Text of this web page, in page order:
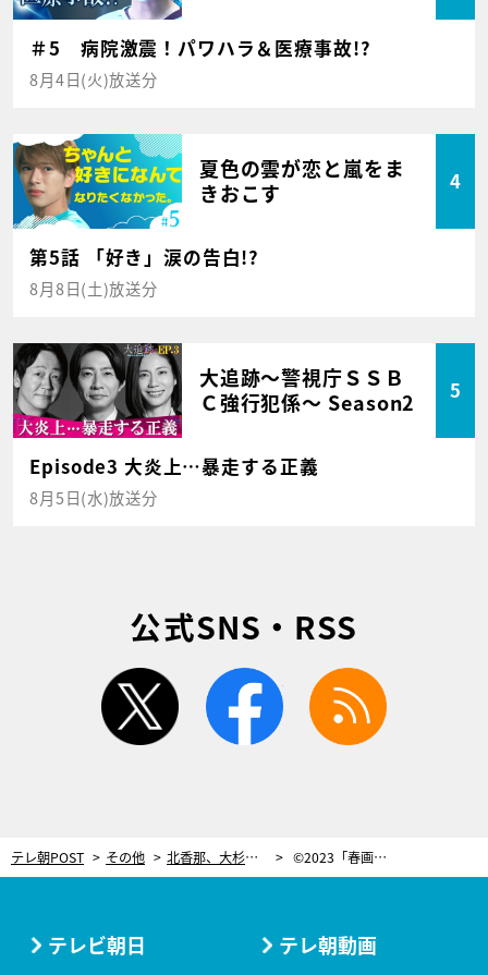
＃5 病院激震！パワハラ＆医療事故!?
8月4日(火)放送分
夏色の雲が恋と嵐をま
きおこす
4
第5話 「好き」涙の告白!?
8月8日(土)放送分
大追跡～警視庁ＳＳＢ
Ｃ強行犯係～ Season2
5
Episode3 大炎上…暴走する正義
8月5日(水)放送分
公式SNS・RSS
twitter facebook
テレ朝POST その他 北香那、大杉漣さんとの共演は“宝物のような時間”「みんな大好きでした」 ©2023「春画先生」製作委員会
テレビ朝日 テレ朝動画